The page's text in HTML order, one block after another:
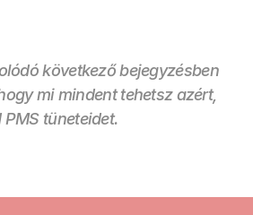
következő bejegyzésben
mi mindent tehetsz azért,
tüneteidet.